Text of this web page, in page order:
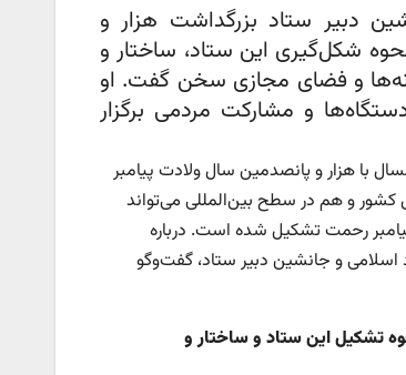
دبیر ستاد بزرگداشت هزار و
شکل‌گیری این ستاد، ساختار و
و فضای مجازی سخن گفت. او
و مشارکت مردمی برگزار
با هزار و پانصدمین سال ولادت پیامبر
و هم در سطح بین‌المللی می‌تواند
ستاد ملی بزرگداشت ۱۵۰۰مین سال ولادت پیامبر رحمت تشکیل شده است. درباره
اسلامی و جانشین دبیر ستاد، گفت‌وگو
تشکیل این ستاد و ساختار و